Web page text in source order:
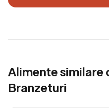
Alimente similare
Branzeturi